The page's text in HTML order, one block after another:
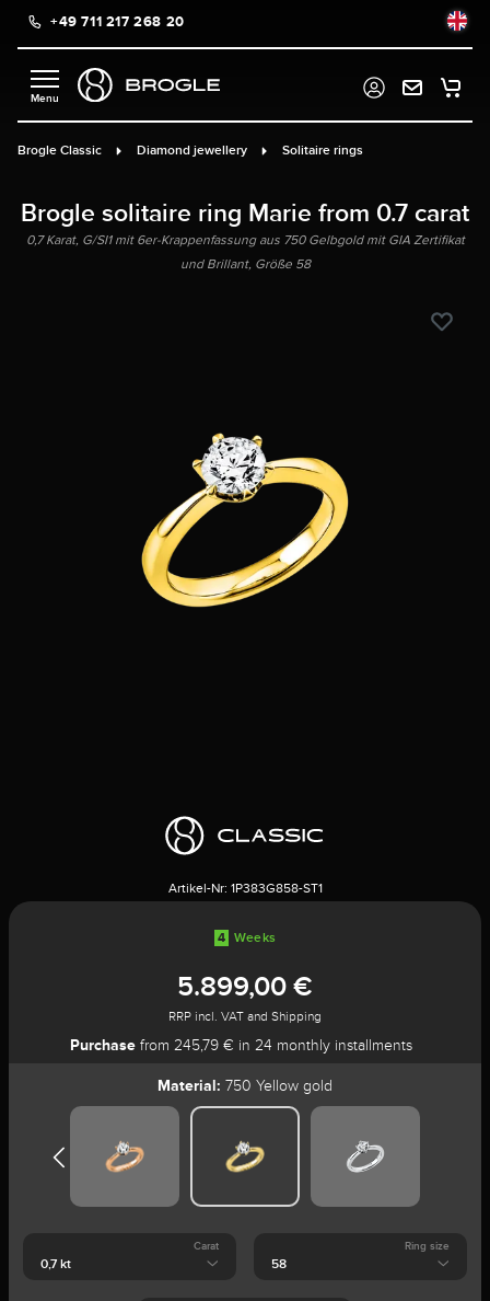
content+49 711 217 268 20
Brogle Classic Diamond jewellery Solitaire rings
Brogle solitaire ring Marie from 0.7 carat
0,7 Karat, G/SI1 mit 6er-Krappenfassung aus 750 Gelbgold mit GIA Zertifikat
und Brillant, Größe 58
Artikel-Nr: 1P383G858-ST1
4 Weeks
5.899,00 €
RRP incl. VAT and Shipping
Purchasefrom 245,79 € in 24 monthly installments
Material: 750 Yellow gold
Carat Ring size